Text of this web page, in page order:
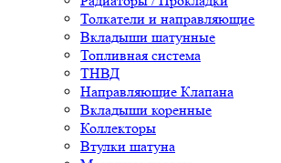
Толкатели и направляющие
Вкладыши шатунные
Топливная система
ТНВД
Направляющие Клапана
Вкладыши коренные
Коллекторы
Втулки шатуна